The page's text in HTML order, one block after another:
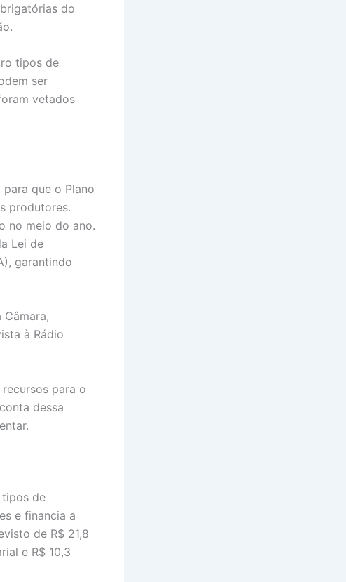
do
tipos de
ser
vetados
que o Plano
produtores.
no meio do ano.
Lei de
garantindo
à Rádio
para o
dessa
de
e financia a
de R$ 21,8
e R$ 10,3